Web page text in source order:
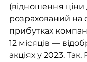
(відношення ціни
розрахований на
прибутках
12 місяців —
акціях у 2023. Так,